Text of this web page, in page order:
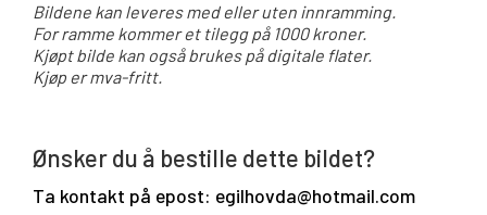
Bildene kan leveres med eller uten innramming.
For ramme kommer et tilegg på 1000 kroner.
Kjøpt bilde kan også brukes på digitale flater.
Kjøp er mva-fritt.
Ønsker du å bestille dette bildet?
Ta kontakt på epost: egilhovda@hotmail.com